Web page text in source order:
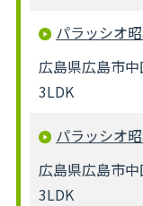
パラッシオ
広島県広島市
3LDK
パラッシオ
広島県広島市
3LDK